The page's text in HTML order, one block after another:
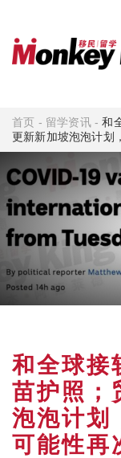
首页 - 留学资讯-和
更新新加坡泡泡计划
和全球接
苗护照；
泡泡计划
可能性再